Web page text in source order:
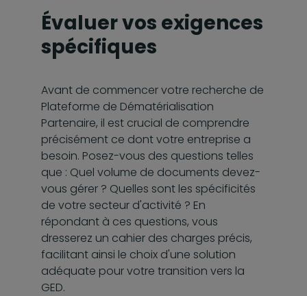
Évaluer vos exigences
spécifiques
Avant de commencer votre recherche de
Plateforme de Dématérialisation
Partenaire, il est crucial de comprendre
précisément ce dont votre entreprise a
besoin. Posez-vous des questions telles
que : Quel volume de documents devez-
vous gérer ? Quelles sont les spécificités
de votre secteur d'activité ? En
répondant à ces questions, vous
dresserez un cahier des charges précis,
facilitant ainsi le choix d'une solution
adéquate pour votre transition vers la
GED.